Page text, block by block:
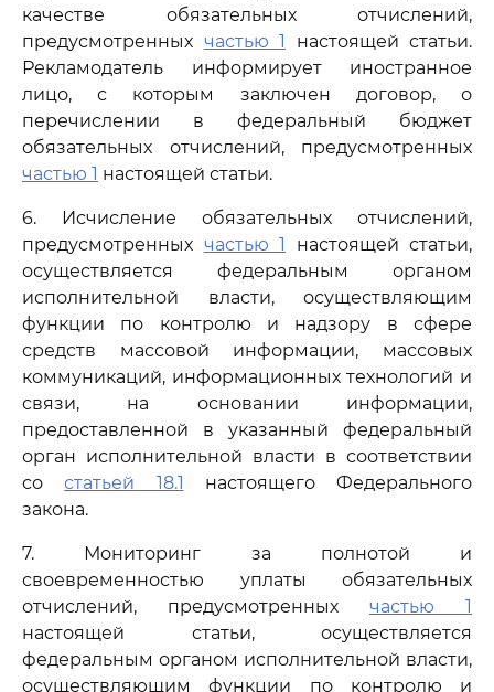
качестве обязательных отчислений,
предусмотренных частью 1
настоящей статьи.
Рекламодатель информирует иностранное
лицо, с которым заключен договор, о
перечислении в федеральный бюджет
обязательных отчислений, предусмотренных
частью 1 настоящей статьи.
6. Исчисление обязательных отчислений,
предусмотренных частью 1
настоящей статьи,
осуществляется федеральным органом
исполнительной власти, осуществляющим
функции по контролю и надзору в сфере
средств массовой информации, массовых
коммуникаций, информационных технологий и
связи, на основании информации,
предоставленной в указанный федеральный
орган исполнительной власти в соответствии
состатьей 18.1 настоящего Федерального
закона.
7. Мониторинг за полнотой и
своевременностью уплаты обязательных
отчислений, предусмотренных частью 1
настоящей статьи, осуществляется
федеральным органом исполнительной власти,
осуществляющим функции по контролю и